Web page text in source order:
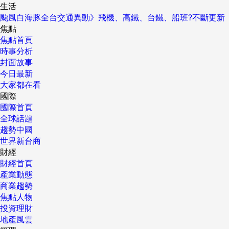
生活
颱風白海豚全台交通異動》飛機、高鐵、台鐵、船班?不斷更新
焦點
焦點首頁
時事分析
封面故事
今日最新
大家都在看
國際
國際首頁
全球話題
趨勢中國
世界新台商
財經
財經首頁
產業動態
商業趨勢
焦點人物
投資理財
地產風雲